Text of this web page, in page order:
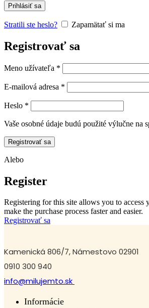
Prihlásiť sa
Stratili ste heslo? Zapamätať si ma
Registrovať sa
Meno užívateľa *
E-mailová adresa *
Heslo *
Vaše osobné údaje budú použité výlučne na
Registrovať sa
Alebo
Register
Registering for this site allows you to
make the purchase process faster and easier.
Registrovať sa
Kamenická 806/7, Námestovo 02901
0910 300 940
info@milujemto.sk
Informácie